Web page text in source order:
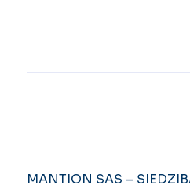
MANTION SAS –